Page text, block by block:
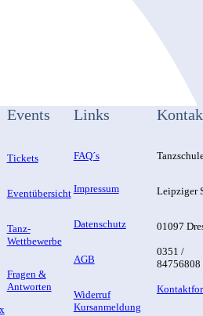
Events
Tickets
Eventübersicht
Tanz-
Wettbewerbe
Fragen &
Antworten
Links
FAQ´s
Impressum
Datenschutz
AGB
Widerruf
Kursanmeldung
Leipziger
01097
0351 /
84756808